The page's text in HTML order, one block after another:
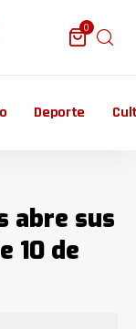
0
Deporte
abre sus
10 de